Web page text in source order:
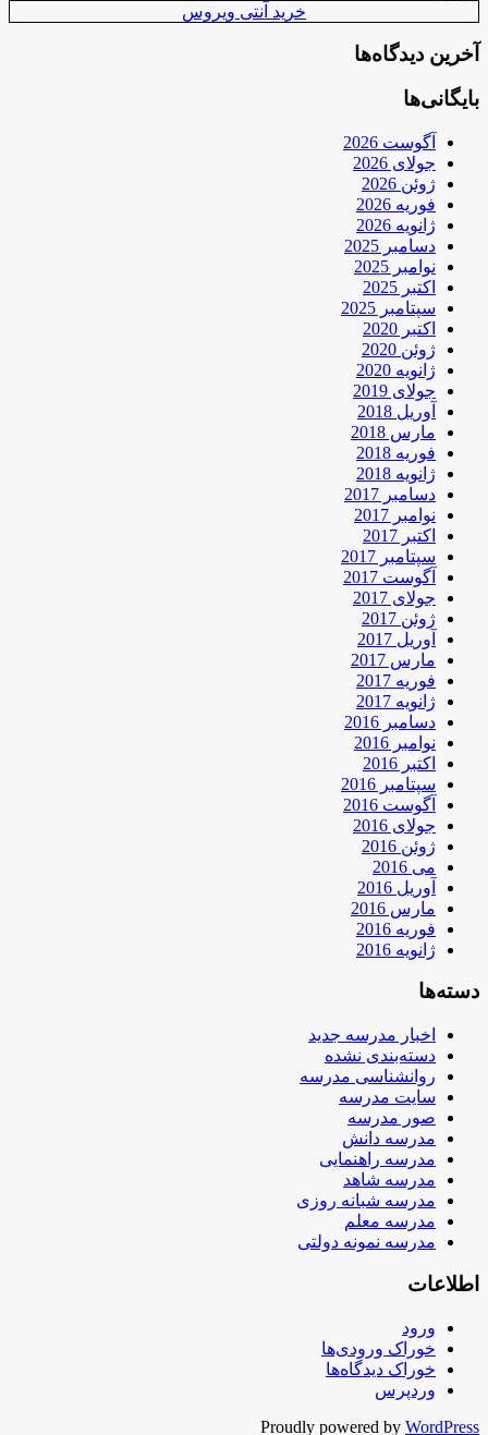
خرید آنتی ویروس
آخرین دیدگاه‌ها
بایگانی‌ها
آگوست 2026
جولای 2026
ژوئن 2026
فوریه 2026
ژانویه 2026
دسامبر 2025
نوامبر 2025
اکتبر 2025
سپتامبر 2025
اکتبر 2020
ژوئن 2020
ژانویه 2020
جولای 2019
آوریل 2018
مارس 2018
فوریه 2018
ژانویه 2018
دسامبر 2017
نوامبر 2017
اکتبر 2017
سپتامبر 2017
آگوست 2017
جولای 2017
ژوئن 2017
آوریل 2017
مارس 2017
فوریه 2017
ژانویه 2017
دسامبر 2016
نوامبر 2016
اکتبر 2016
سپتامبر 2016
آگوست 2016
جولای 2016
ژوئن 2016
می 2016
آوریل 2016
مارس 2016
فوریه 2016
ژانویه 2016
دسته‌ها
اخبار مدرسه جدید
دسته‌بندی نشده
روانشناسی مدرسه
سایت مدرسه
صور مدرسه
مدرسه دانش
مدرسه راهنمایی
مدرسه شاهد
مدرسه شبانه روزی
مدرسه معلم
مدرسه نمونه دولتی
اطلاعات
ورود
خوراک ورودی‌ها
خوراک دیدگاه‌ها
وردپرس
Proudly powered by WordPress